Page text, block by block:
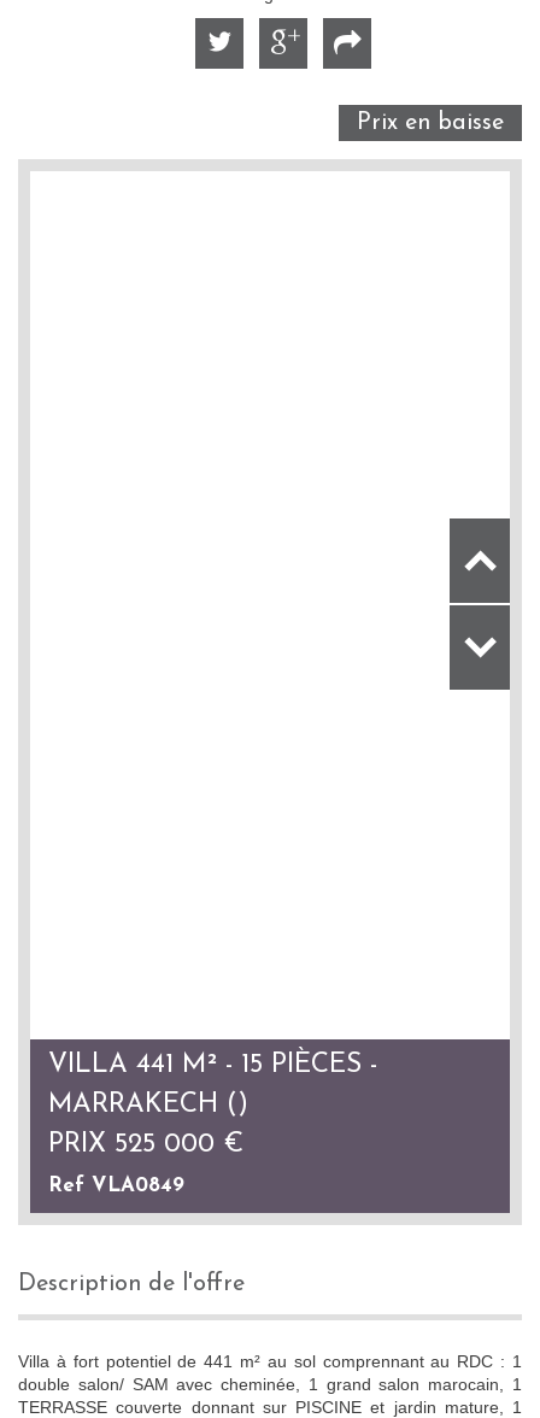
Prix en baisse
VILLA 441 M² - 15 PIÈCES -
MARRAKECH ()
PRIX 525 000 €
Ref VLA0849
description de l'offre
Villa à fort potentiel de 441 m² au sol comprennant au RDC : 1
double salon/ SAM avec cheminée, 1 grand salon marocain, 1
TERRASSE couverte donnant sur PISCINE et jardin mature, 1